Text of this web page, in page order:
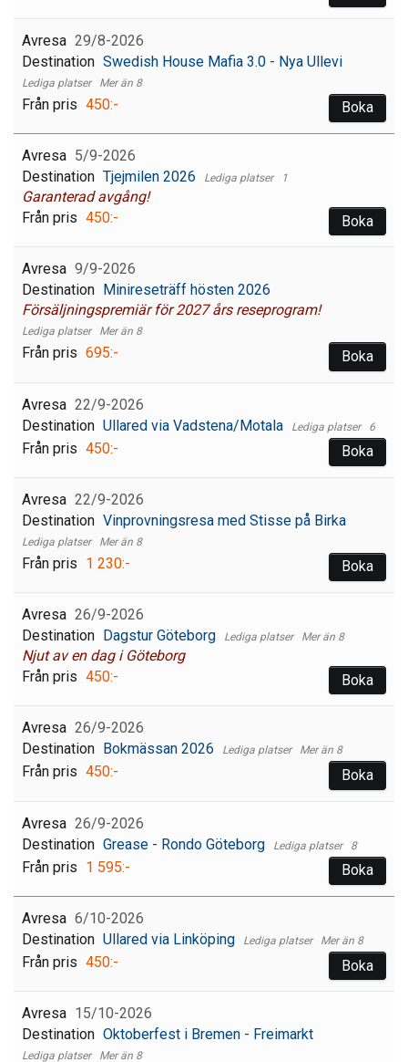
29/8-2026
Swedish House Mafia 3.0 - Nya Ullevi
Mer än 8
450:- Boka
5/9-2026
Tjejmilen 2026
Garanterad avgång!
1
450:- Boka
9/9-2026
Minireseträff hösten 2026
Försäljningspremiär för 2027 års reseprogram!
Mer än 8
695:- Boka
22/9-2026
Ullared via Vadstena/Motala
6
450:- Boka
22/9-2026
Vinprovningsresa med Stisse på Birka
Mer än 8
1 230:- Boka
26/9-2026
Dagstur Göteborg
Njut av en dag i Göteborg
Mer än 8
450:- Boka
26/9-2026
Bokmässan 2026
Mer än 8
450:- Boka
26/9-2026
Grease - Rondo Göteborg
8
1 595:- Boka
6/10-2026
Ullared via Linköping
Mer än 8
450:- Boka
15/10-2026
Oktoberfest i Bremen - Freimarkt
Mer än 8